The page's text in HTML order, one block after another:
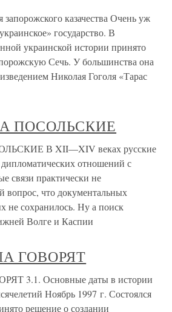
запорожского казачества Очень уж
государство. В
украинской истории принято
Сечь. У большинства она
Николая Гоголя «Тарас
ПОСОЛЬСКИЕ
В XII—XIV веках русские
отношений с
связи практически не
вопрос, что документальных
не сохранилось. Ну а поиск
Волге и Каспии
ГОВОРЯТ
3.1. Основные даты в истории
Ноябрь 1997 г. Состоялся
решение о создании